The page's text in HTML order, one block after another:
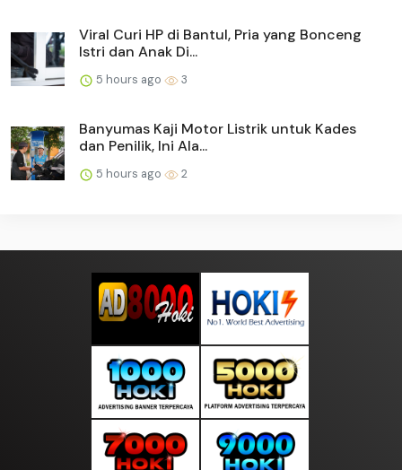
Viral Curi HP di Bantul, Pria yang Bonceng
Istri dan Anak Di...
5 hours ago 3
Banyumas Kaji Motor Listrik untuk Kades
dan Penilik, Ini Ala...
5 hours ago 2